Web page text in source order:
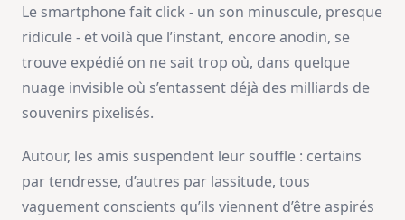
Le smartphone fait click - un son minuscule, presque
ridicule - et voilà que l’instant, encore anodin, se
trouve expédié on ne sait trop où, dans quelque
nuage invisible où s’entassent déjà des milliards de
souvenirs pixelisés.
Autour, les amis suspendent leur souffle : certains
par tendresse, d’autres par lassitude, tous
vaguement conscients qu’ils viennent d’être aspirés